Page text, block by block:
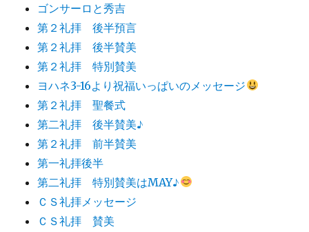
ゴンサーロと秀吉
第２礼拝 後半預言
第２礼拝 後半賛美
第２礼拝 特別賛美
ヨハネ3-16より祝福いっぱいのメッセージ
第２礼拝 聖餐式
第二礼拝 後半賛美♪
第２礼拝 前半賛美
第一礼拝後半
第二礼拝 特別賛美はMAY♪
ＣＳ礼拝メッセージ
ＣＳ礼拝 賛美